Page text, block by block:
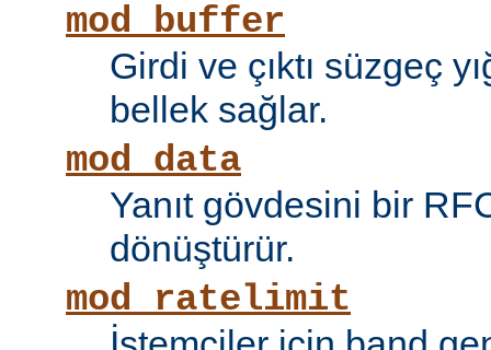
mod_buffer
Girdi ve çıktı süzgeç
bellek sağlar.
mod_data
Yanıt gövdesini bir
dönüştürür.
mod_ratelimit